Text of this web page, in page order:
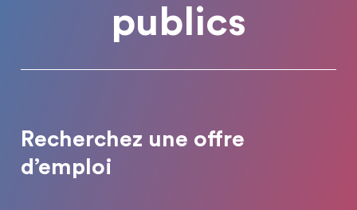
publics
Recherchez une offre
d’emploi